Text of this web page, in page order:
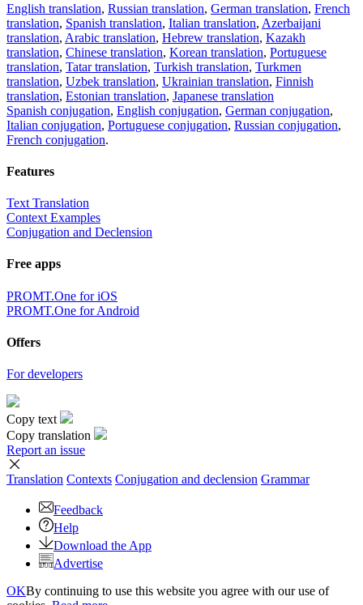
English translation, Russian translation, German translation, French
translation, Spanish translation, Italian translation, Azerbaijani
translation, Arabic translation, Hebrew translation, Kazakh
translation, Chinese translation, Korean translation, Portuguese
translation, Tatar translation, Turkish translation, Turkmen
translation, Uzbek translation, Ukrainian translation, Finnish
translation, Estonian translation, Japanese translation
Spanish conjugation, English conjugation, German conjugation,
Italian conjugation, Portuguese conjugation, Russian conjugation,
French conjugation.
Features
Text Translation
Context Examples
Conjugation and Declension
Free apps
PROMT.One for iOS
PROMT.One for Android
Offers
For developers
Copy text
Copy translation
Report an issue
Translation Contexts Conjugation and declension Grammar
Feedback
Help
Download the App
Advertise
OKBy continuing to use this website you agree with our use of